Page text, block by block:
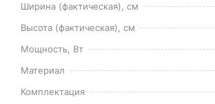
Ширина (фактическая), см
Высота (фактическая), см
Мощность, Вт
Материал
Комплектация